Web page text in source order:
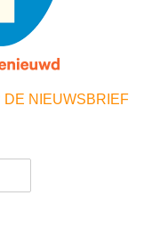
NIEUWSBRIEF